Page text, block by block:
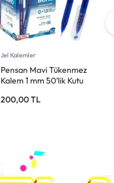
Boya Kalemleri
ARTDECO Parmak Boyası
Mavi 500ml 450 – Çocuklar
165,00TL